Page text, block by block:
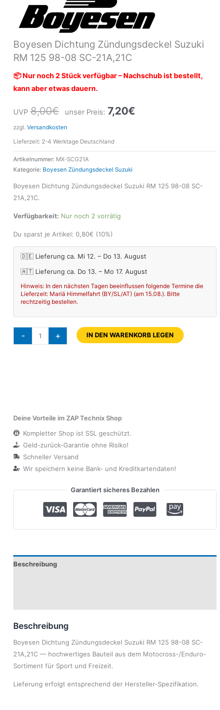
Boyesen Dichtung Zündungsdeckel Suzuki
RM 125 98-08 SC-21A,21C
📦 Nur noch 2 Stück verfügbar – Nachschub ist bestellt,
kann aber etwas dauern.
UVP 8,00€ unser Preis: 7,20€
zzgl. Versandkosten
Lieferzeit: 2-4 Werktage Deutschland
Artikelnummer: MX-SCG21A
Kategorie: Boyesen Zündungsdeckel Suzuki
Boyesen Dichtung Zündungsdeckel Suzuki RM 125 98-08 SC-
21A,21C.
Verfügbarkeit: Nur noch 2 vorrätig
Du sparst je Artikel: 0,80€ (10%)
🇩🇪 Lieferung ca. Mi 12. – Do 13. August
🇦🇹 Lieferung ca. Do 13. – Mo 17. August
Hinweis: In den nächsten Tagen beeinflussen folgende Termine die
Lieferzeit: Mariä Himmelfahrt (BY/SL/AT) (am 15.08.). Bitte
rechtzeitig bestellen.
- + IN DEN WARENKORB LEGEN
Deine Vorteile im ZAP Technix Shop
Kompletter Shop ist SSL geschützt.
Geld-zurück-Garantie ohne Risiko!
Schneller Versand
Wir speichern keine Bank- und Kreditkartendaten!
Garantiert sicheres Bezahlen
Beschreibung
Beschreibung
Boyesen Dichtung Zündungsdeckel Suzuki RM 125 98-08 SC-
21A,21C — hochwertiges Bauteil aus dem Motocross-/Enduro-
Sortiment für Sport und Freizeit.
Lieferung erfolgt entsprechend der Hersteller-Spezifikation.